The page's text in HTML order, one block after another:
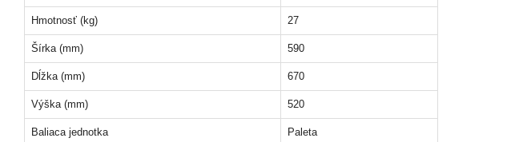
Hmotnosť (kg) 27
Šírka (mm) 590
Dĺžka (mm) 670
Výška (mm) 520
Baliaca jednotka Paleta